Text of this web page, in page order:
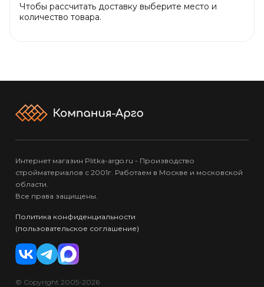
Чтобы рассчитать доставку выберите место и
количество товара.
Интернет магазин Plitka-argo.ru - Производство
стройматериалов с 2001г. Работаем в Москве и московской
области.
Все права защищены.
Политика конфиденциальности
(пользовательское соглашение)
© Copyright 2005-2026